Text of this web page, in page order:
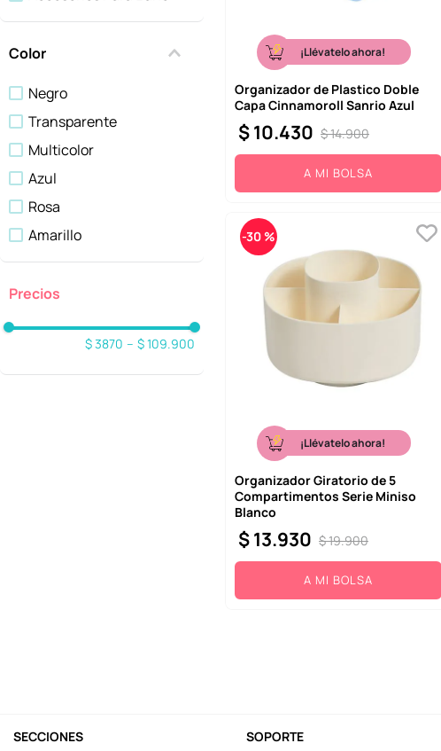
Color
Negro
Transparente
Multicolor
Azul
Rosa
Amarillo
Verde
Blanco
$ 3870 – $ 109.900
¡Llévatelo ahora!
Organizador de Plastico Doble
Capa Cinnamoroll Sanrio Azul
$14.900
$10.430
A MI BOLSA
-30 %
¡Llévatelo ahora!
Organizador Giratorio de 5
Compartimentos Serie Miniso
Blanco
$19.900
$13.930
A MI BOLSA
SECCIONES SOPORTE